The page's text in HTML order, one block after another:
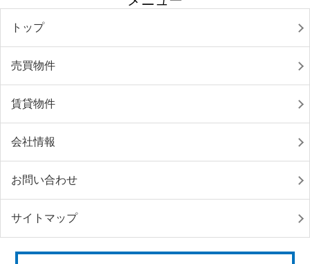
トップ
売買物件
賃貸物件
会社情報
お問い合わせ
サイトマップ